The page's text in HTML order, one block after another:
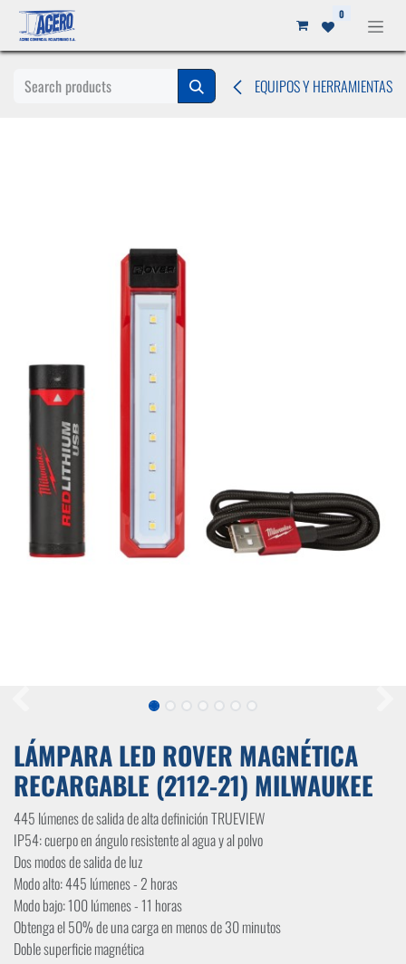
Ir al contenido 0
EQUIPOS Y HERRAMIENTAS
LÁMPARA LED ROVER MAGNÉTICA
RECARGABLE (2112-21) MILWAUKEE
445 lúmenes de salida de alta definición TRUEVIEW
IP54: cuerpo en ángulo resistente al agua y al polvo
Dos modos de salida de luz
Modo alto: 445 lúmenes - 2 horas
Modo bajo: 100 lúmenes - 11 horas
Obtenga el 50% de una carga en menos de 30 minutos
Doble superficie magnética